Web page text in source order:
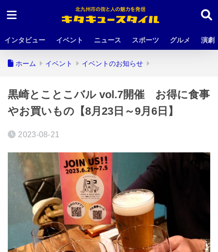
インタビュー イベント ニュース スポーツ グルメ 演劇
ホーム イベント イベントのお知らせ
黒崎とことこバル vol.7開催 お得に食事
やお買いもの【8月23日～9月6日】
2023-08-21